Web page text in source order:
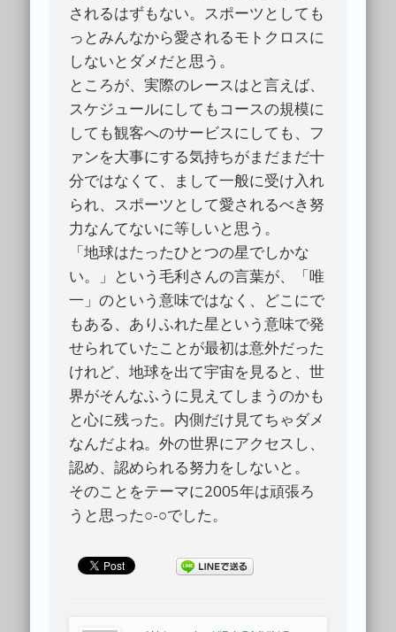
されるはずもない。スポーツとしても
っとみんなから愛されるモトクロスに
しないとダメだと思う。
ところが、実際のレースはと言えば、
スケジュールにしてもコースの規模に
しても観客へのサービスにしても、フ
ァンを大事にする気持ちがまだまだ十
分ではなくて、まして一般に受け入れ
られ、スポーツとして愛されるべき努
力なんてないに等しいと思う。
「地球はたったひとつの星でしかな
い。」という毛利さんの言葉が、「唯
一」のという意味ではなく、どこにで
もある、ありふれた星という意味で発
せられていたことが最初は意外だった
けれど、地球を出て宇宙を見ると、世
界がそんなふうに見えてしまうのかも
と心に残った。内側だけ見てちゃダメ
なんだよね。外の世界にアクセスし、
認め、認められる努力をしないと。
そのことをテーマに2005年は頑張ろ
うと思った○-○でした。